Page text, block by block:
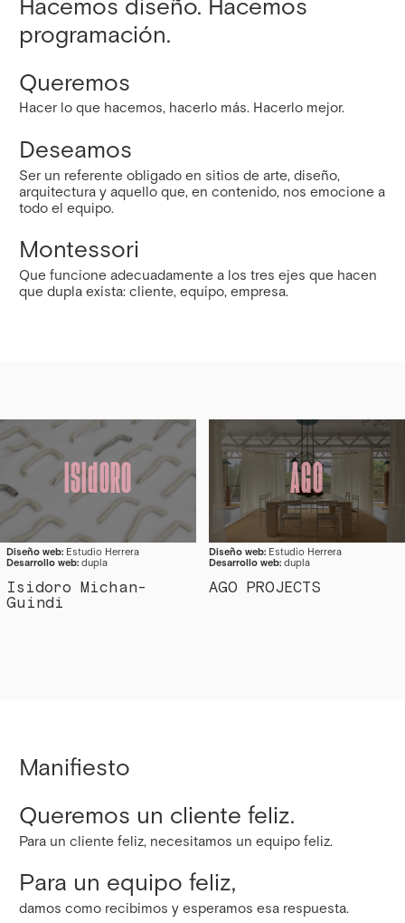
Hacemos diseño. Hacemos
programación.
Queremos
Hacer lo que hacemos, hacerlo más. Hacerlo mejor.
Deseamos
Ser un referente obligado en sitios de arte, diseño,
arquitectura y aquello que, en contenido, nos emocione a
todo el equipo.
Montessori
Que funcione adecuadamente a los tres ejes que hacen
que dupla exista: cliente, equipo, empresa.
ISIdORO
Diseño web: Estudio Herrera
Desarrollo web: dupla
Isidoro Michan-
Guindi
AGO
Diseño web: Estudio Herrera
Desarrollo web: dupla
AGO PROJECTS
Manifiesto
Queremos un cliente feliz.
Para un cliente feliz, necesitamos un equipo feliz.
Para un equipo feliz,
damos como recibimos y esperamos esa respuesta.